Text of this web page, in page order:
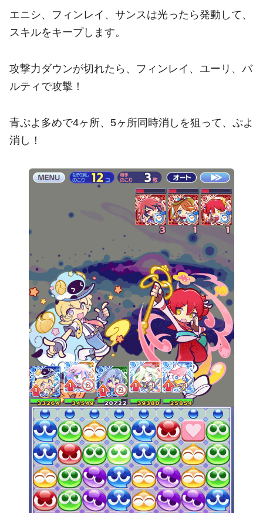
エニシ、フィンレイ、サンスは光ったら発動して、
スキルをキープします。
攻撃力ダウンが切れたら、フィンレイ、ユーリ、バ
ルティで攻撃！
青ぷよ多めで4ヶ所、5ヶ所同時消しを狙って、ぷよ
消し！